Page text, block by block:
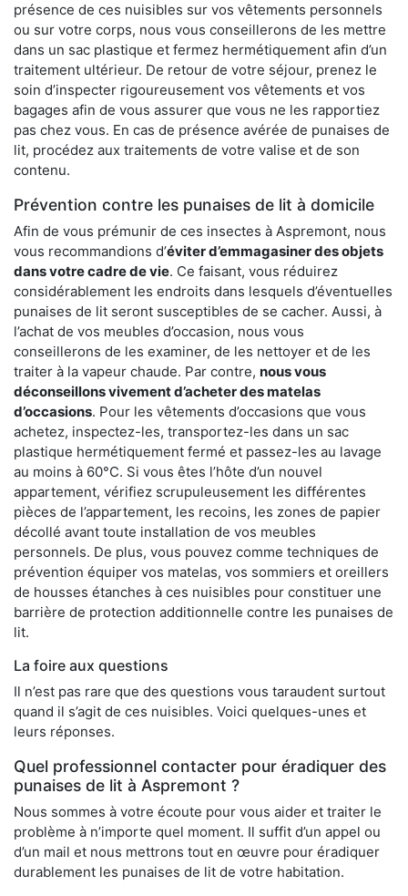
présence de ces nuisibles sur vos vêtements personnels
ou sur votre corps, nous vous conseillerons de les mettre
dans un sac plastique et fermez hermétiquement afin d’un
traitement ultérieur. De retour de votre séjour, prenez le
soin d’inspecter rigoureusement vos vêtements et vos
bagages afin de vous assurer que vous ne les rapportiez
pas chez vous. En cas de présence avérée de punaises de
lit, procédez aux traitements de votre valise et de son
contenu.
Prévention contre les punaises de lit à domicile
Afin de vous prémunir de ces insectes à Aspremont, nous
vous recommandions d’éviter d’emmagasiner des objets
dans votre cadre de vie. Ce faisant, vous réduirez
considérablement les endroits dans lesquels d’éventuelles
punaises de lit seront susceptibles de se cacher. Aussi, à
l’achat de vos meubles d’occasion, nous vous
conseillerons de les examiner, de les nettoyer et de les
traiter à la vapeur chaude. Par contre, nous vous
déconseillons vivement d’acheter des matelas
d’occasions. Pour les vêtements d’occasions que vous
achetez, inspectez-les, transportez-les dans un sac
plastique hermétiquement fermé et passez-les au lavage
au moins à 60°C. Si vous êtes l’hôte d’un nouvel
appartement, vérifiez scrupuleusement les différentes
pièces de l’appartement, les recoins, les zones de papier
décollé avant toute installation de vos meubles
personnels. De plus, vous pouvez comme techniques de
prévention équiper vos matelas, vos sommiers et oreillers
de housses étanches à ces nuisibles pour constituer une
barrière de protection additionnelle contre les punaises de
lit.
La foire aux questions
Il n’est pas rare que des questions vous taraudent surtout
quand il s’agit de ces nuisibles. Voici quelques-unes et
leurs réponses.
Quel professionnel contacter pour éradiquer des
punaises de lit à Aspremont ?
Nous sommes à votre écoute pour vous aider et traiter le
problème à n’importe quel moment. Il suffit d’un appel ou
d’un mail et nous mettrons tout en œuvre pour éradiquer
durablement les punaises de lit de votre habitation.